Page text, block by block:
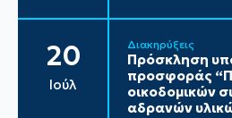
20
Ιούλ
Διακηρύξεις
Πρόσκληση
προσφοράς
οικοδομικών
αδρανών